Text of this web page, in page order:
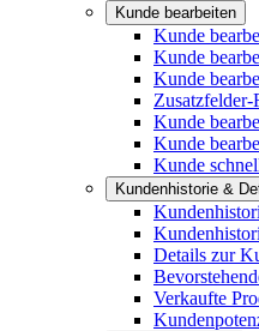
Kunde bearbeiten
Kunde
Kunde
Kunde
Zusatzfelder-
Kunde
Kunde
Kunde
Kundenhistorie &
Details zur
Verkaufte